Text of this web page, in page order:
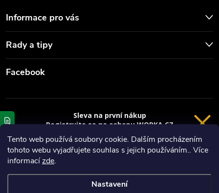
Tento web používá soubory cookie. Dalším procházením
tohoto webu vyjadřujete souhlas s jejich používáním.. Více
informacízde.
Nastavení
Informace pro vás
Rady a tipy
Facebook
Vytvořil Shoptet
Copyright 2026
Sleva na první nákup
Registrujte se na eshopu WORKA.CZ
sleva 100 Kč* na nákup je Vaše.
Registrace
Privacy policy
VRÁCENÍ 14 DNÍ